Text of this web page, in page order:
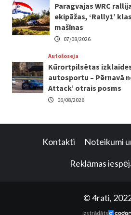
Paragvajas WRC
ekipāžas, ‘Rally1’
mašīnas
07/08/2026
Autošoseja
Kūrortpilsētas
autosportu – Pērnavā
Attack’ otrais posms
06/08/2026
Kontakti Noteikumi
Reklāmas
© 4rati,
izstrādāts